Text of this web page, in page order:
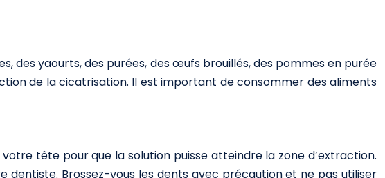
des yaourts, des purées, des œufs brouillés, des pommes en purée
de la cicatrisation. Il est important de consommer des aliments
tête pour que la solution puisse atteindre la zone d’extraction.
Brossez-vous les dents avec précaution et ne pas utiliser